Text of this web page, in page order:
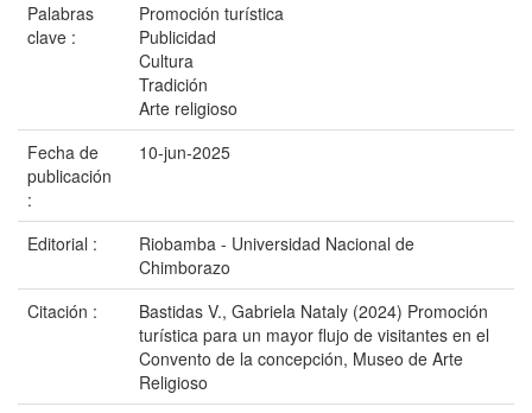
Palabras
clave :
Promoción turística
Publicidad
Cultura
Tradición
Arte religioso
Fecha de
publicación
:
10-jun-2025
Editorial :
Riobamba - Universidad Nacional de
Chimborazo
Citación :
Bastidas V., Gabriela Nataly (2024) Promoción
turística para un mayor flujo de visitantes en el
Convento de la concepción, Museo de Arte
Religioso